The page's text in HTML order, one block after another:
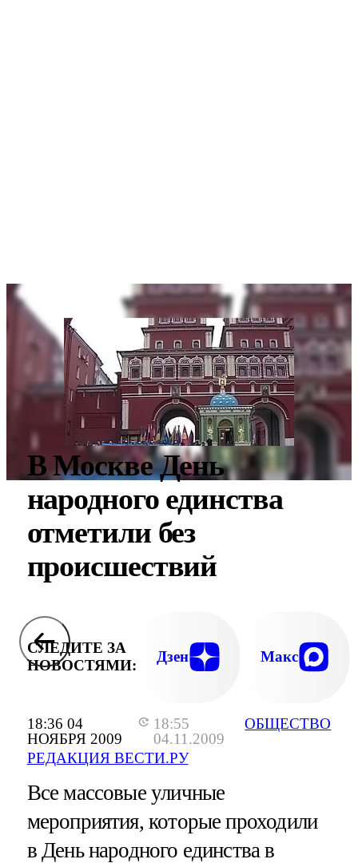
18:36 04
НОЯБРЯ 2009
18:55
04.11.2009
РЕДАКЦИЯ ВЕСТИ.РУ
ОБЩЕСТВО
В Москве День
народного единства
отметили без
происшествий
СЛЕДИТЕ ЗА
НОВОСТЯМИ:
Дзен Макс
Все массовые уличные
мероприятия, которые проходили
в День народного единства в